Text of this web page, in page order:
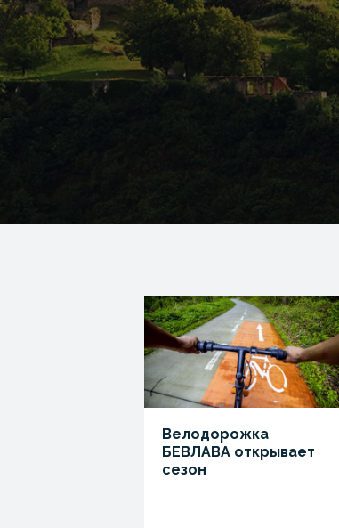
Велодорожка
БЕВЛАВА открывает
сезон